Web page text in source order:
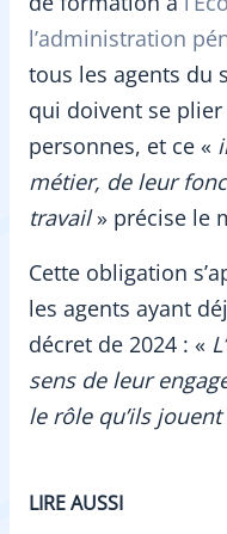
l’administration
tous les agents du
qui doivent se plier
personnes, et ce «
métier, de leur
travail» précise le
Cette obligation
les agents ayant
décret de 2024 : «
sens de leur
le rôle qu’ils
LIRE AUSSI